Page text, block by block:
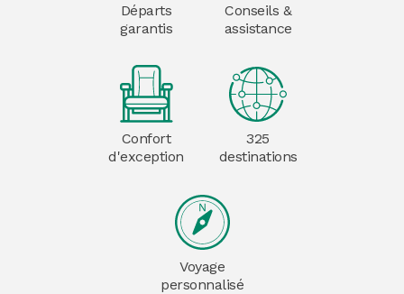
Départs
garantis
Conseils &
assistance
Confort
d'exception
325
destinations
Voyage
personnalisé